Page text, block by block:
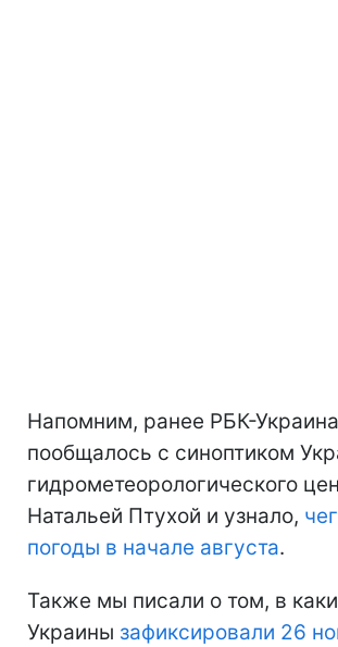
Напомним, ранее РБК-Украина
пообщалось с синоптиком
гидрометеорологического
Натальей Птухой и узнало,
погоды в начале августа.
Также мы писали о том, в
Украины зафиксировали 26